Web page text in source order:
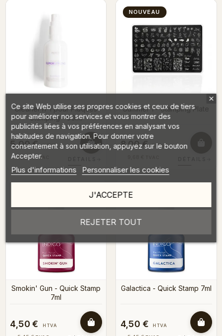
Cleaner n°1 pour Plaques
Stamping - 50ml
5,00 € HTVA
6,05 € TVAC
NOUVEAU
Summer 1 - Stamping Plate
8,00 € HTVA
Smokin' Gun - Quick Stamp
7ml
4,50 € HTVA
Galactica - Quick Stamp 7ml
4,50 € HTVA
Ce site Web utilise ses propres cookies et ceux de tiers
pour améliorer nos services et vous montrer des
publicités liées à vos préférences en analysant vos
habitudes de navigation. Pour donner votre
consentement à son utilisation, appuyez sur le bouton
Accepter.
Plus d'informations Personnaliser les cookies
REJETER TOUT
J'ACCEPTE